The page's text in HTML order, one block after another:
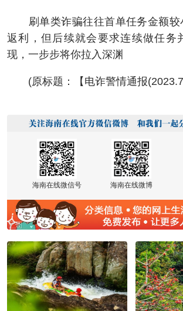
刷单类诈骗往往首单任务金额较
返利，但后续就会要求连续做任务
现，一步步将你拉入深渊
(原标题：【电诈警情通报
海南在线微信号 海南在线微博